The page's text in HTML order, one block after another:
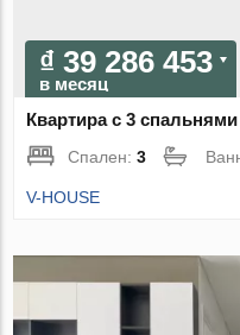
₫ 39 286 453
в месяц
Квартира с 3
Спален:3
V-HOUSE